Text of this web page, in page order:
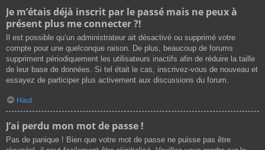
Je m’étais déjà inscrit par le passé mais ne peux à
présent plus me connecter ?!
Il est possible qu’un administrateur ait désactivé ou supprimé votre
compte pour une quelconque raison. De plus, beaucoup de forums
suppriment périodiquement les utilisateurs inactifs afin de réduire la taille
de leur base de données. Si tel était le cas, inscrivez-vous de nouveau et
essayez de participer plus activement aux discussions du forum.
Haut
J’ai perdu mon mot de passe !
Pas de panique ! Bien que votre mot de passe ne puisse pas être